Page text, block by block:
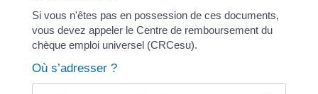
Si vous n'êtes pas en possession de ces documents,
vous devez appeler le Centre de remboursement du
chèque emploi universel (CRCesu).
Où s’adresser ?